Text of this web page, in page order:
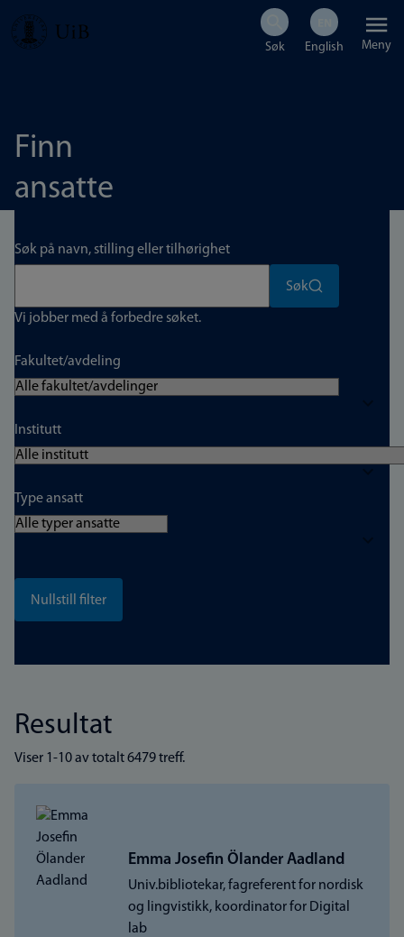
Hopp
Meny
Finn
ansatte
Søk på navn, stilling eller tilhørighet
Søk
Vi jobber med å forbedre søket.
Fakultet/avdeling
Institutt
Type ansatt
Resultat
Viser 1-10 av totalt 6479 treff.
Emma Josefin Ölander Aadland
Univ.bibliotekar, fagreferent for nordisk
og lingvistikk, koordinator for Digital
lab